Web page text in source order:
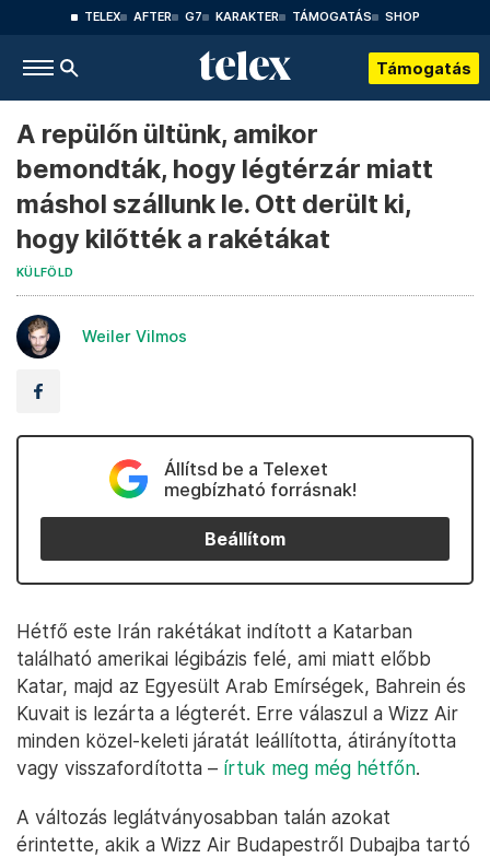
TELEX AFTER G7 KARAKTER TÁMOGATÁS SHOP
Támogatás
A repülőn ültünk, amikor
bemondták, hogy légtérzár miatt
máshol szállunk le. Ott derült ki,
hogy kilőtték a rakétákat
KÜLFÖLD
Weiler Vilmos
Állítsd be a Telexet
megbízható forrásnak!
Beállítom
Hétfő este Irán rakétákat indított a Katarban
található amerikai légibázis felé, ami miatt előbb
Katar, majd az Egyesült Arab Emírségek, Bahrein és
Kuvait is lezárta a légterét. Erre válaszul a Wizz Air
minden közel-keleti járatát leállította, átirányította
vagy visszafordította – írtuk meg még hétfőn.
A változás leglátványosabban talán azokat
érintette, akik a Wizz Air Budapestről Dubajba tartó